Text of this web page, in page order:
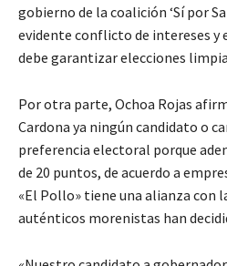
gobierno de la coalición ‘Sí por
evidente conflicto de intereses y
debe garantizar elecciones
Por otra parte, Ochoa Rojas
Cardona ya ningún candidato o
preferencia electoral porque
de 20 puntos, de acuerdo a
«El Pollo» tiene una alianza con
auténticos morenistas han